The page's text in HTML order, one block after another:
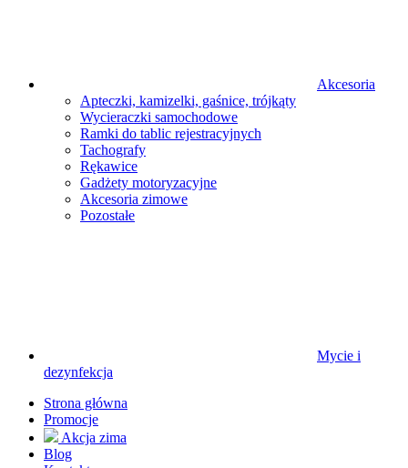
Akcesoria
Apteczki, kamizelki, gaśnice, trójkąty
Wycieraczki samochodowe
Ramki do tablic rejestracyjnych
Tachografy
Rękawice
Gadżety motoryzacyjne
Akcesoria zimowe
Pozostałe
Mycie i
dezynfekcja
Strona główna
Promocje
Akcja zima
Blog